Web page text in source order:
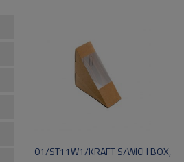
01/ST11W1/KRAFT S/WICH BOX,